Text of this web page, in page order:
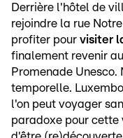
Derrière l'hôtel de
rejoindre la rue
profiter pour visiter
finalement revenir
Promenade
temporelle.
l'on peut voyager
paradoxe pour cette